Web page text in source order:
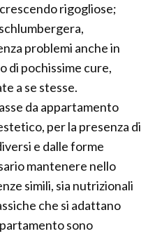
rigogliose;
problemi anche in
di pochissime cure,
a se stesse.
da appartamento
per la presenza di
e dalle forme
mantenere nello
simili, sia nutrizionali
che si adattano
sono